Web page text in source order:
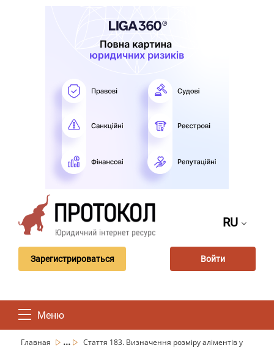
RU
Зарегистрироваться Войти
Меню
Главная ...
Стаття 183. Визначення розміру аліментів у